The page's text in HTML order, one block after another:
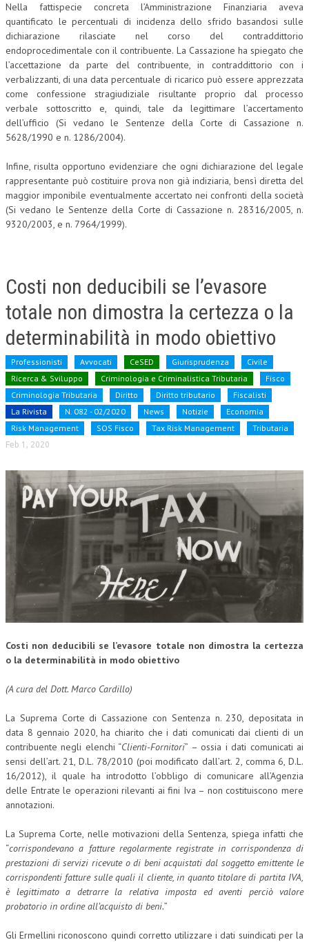
RISORSE UMANE
MARKETING
TREASURY IN FINANCIAL SERVICES
RISK MANAGEMENT
SVILUPPO SOSTENIBILE
L’UMANISTA
DIRITTO
DIRITTO PENALE D’IMPRESA
FISCO
DIRITTO TRIBUTARIO
FISCALITÀ INTERNAZIONALE
CRIMINOLOGIA TRIBUTARIA
CFC E PARADISI FISCALI
TRANSFER PRICING
AMMINISTRATIVA
TRIBUTARIA
EUROPEA
TRIBUTARIA
PENALE
NEWS
CORSI ENTI TERZI
BOLLETTINO FINANZIAMENTI
Nella fattispecie concreta l’Amministrazione Finanziaria aveva
quantificato le percentuali di incidenza dello sfrido basandosi sulle
dichiarazione rilasciate nel corso del contraddittorio
endoprocedimentale con il contribuente. La Cassazione ha spiegato che
l’accettazione da parte del contribuente, in contraddittorio con i
verbalizzanti, di una data percentuale di ricarico può essere apprezzata
come confessione stragiudiziale risultante proprio dal processo
verbale sottoscritto e, quindi, tale da legittimare l’accertamento
dell’ufficio (Si vedano le Sentenze della Corte di Cassazione n.
5628/1990 e n. 1286/2004).
Infine, risulta opportuno evidenziare che ogni dichiarazione del legale
rappresentante può costituire prova non già indiziaria, bensì diretta del
maggior imponibile eventualmente accertato nei confronti della società
(Si vedano le Sentenze della Corte di Cassazione n. 28316/2005, n.
9320/2003, e n. 7964/1999).
Costi non deducibili se l’evasore
totale non dimostra la certezza o la
determinabilità in modo obiettivo
Professionisti Avvocati CeSED Giurisprudenza
Civile
Ricerca & Sviluppo
Criminologia e Criminalistica Tributaria
Fisco
Criminologia Tributaria
Diritto Diritto tributario
Fiscalisti
La Rivista
N. 082 - 02/2020 News Notizie
Economia
Risk Management
SOS Fisco Tax Risk Management Tributaria
Feb 1, 2020
Costi non deducibili se l’evasore totale non dimostra la certezza
o la determinabilità in modo obiettivo
(A cura del Dott. Marco Cardillo)
La Suprema Corte di Cassazione con Sentenza n. 230, depositata in
data 8 gennaio 2020, ha chiarito che i dati comunicati dai clienti di un
contribuente negli elenchi “Clienti-Fornitori” – ossia i dati comunicati ai
sensi dell’art. 21, D.L. 78/2010 (poi modificato dall’art. 2, comma 6, D.L.
16/2012), il quale ha introdotto l’obbligo di comunicare all’Agenzia
delle Entrate le operazioni rilevanti ai fini Iva – non costituiscono mere
annotazioni.
La Suprema Corte, nelle motivazioni della Sentenza, spiega infatti che
“corrispondevano a fatture regolarmente registrate in corrispondenza di
prestazioni di servizi ricevute o di beni acquistati dal soggetto emittente le
corrispondenti fatture sulle quali il cliente, in quanto titolare di partita IVA,
è legittimato a detrarre la relativa imposta ed aventi perciò valore
probatorio in ordine all’acquisto di beni.”
Gli Ermellini riconoscono quindi corretto utilizzare i dati suindicati per la